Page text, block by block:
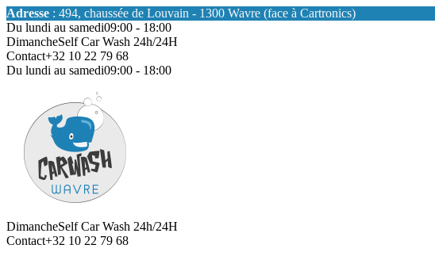
Adresse : 494, chaussée de Louvain - 1300 Wavre (face à Cartronics)
Du lundi au samedi09:00 - 18:00
DimancheSelf Car Wash 24h/24H
Contact+32 10 22 79 68
Du lundi au samedi09:00 - 18:00
DimancheSelf Car Wash 24h/24H
Contact+32 10 22 79 68